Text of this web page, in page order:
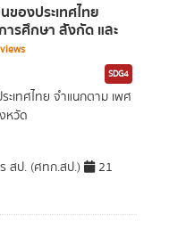
ของประเทศไทย
รศึกษา สังกัด และ
SDG4
เทศไทย จำแนกตาม เพศ
หวัด
สป. (ศทก.สป.)
21